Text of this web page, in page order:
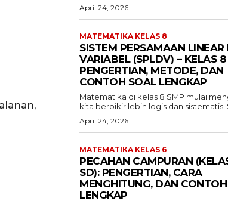
April 24, 2026
MATEMATIKA KELAS 8
SISTEM PERSAMAAN LINEAR
VARIABEL (SPLDV) – KELAS 8
PENGERTIAN, METODE, DAN
CONTOH SOAL LENGKAP
Matematika di kelas 8 SMP mulai
kita berpikir lebih logis dan sistematis.
April 24, 2026
MATEMATIKA KELAS 6
PECAHAN CAMPURAN
SD): PENGERTIAN, CARA
MENGHITUNG, DAN
LENGKAP